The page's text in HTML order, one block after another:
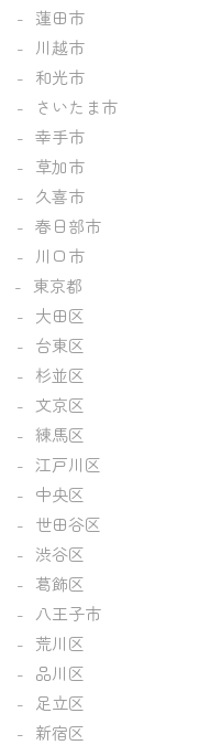
蓮田市
川越市
和光市
さいたま市
幸手市
草加市
久喜市
春日部市
川口市
東京都
大田区
台東区
杉並区
文京区
練馬区
江戸川区
中央区
世田谷区
渋谷区
葛飾区
八王子市
荒川区
品川区
足立区
新宿区